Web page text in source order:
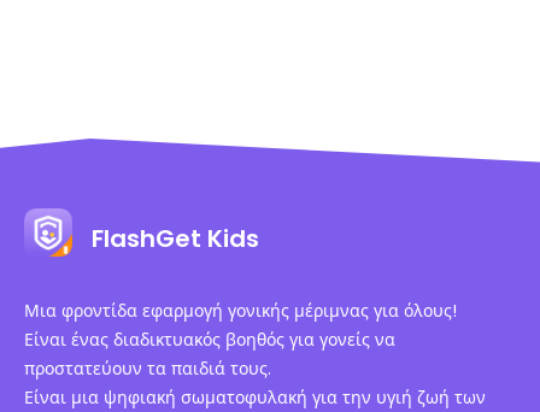
FlashGet Kids
Μια φροντίδα εφαρμογή γονικής μέριμνας για όλους!
Είναι ένας διαδικτυακός βοηθός για γονείς να
προστατεύουν τα παιδιά τους.
Είναι μια ψηφιακή σωματοφυλακή για την υγιή ζωή των